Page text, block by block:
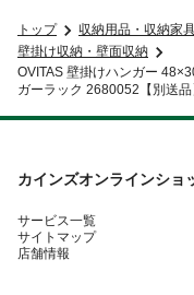
トップ 収納用品・収納家
壁掛け収納・壁面収納
OVITAS 壁掛けハンガー
ガーラック 2680052【別送品
カインズオンラインショ
サービス一覧
サイトマップ
店舗情報